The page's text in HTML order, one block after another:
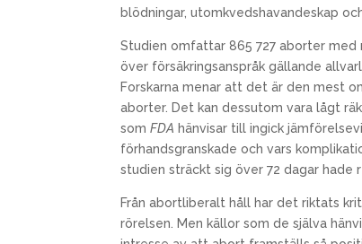
blödningar, utomkvedshavandeskap
Studien omfattar 865 727 aborter
över försäkringsanspråk gällande
Forskarna menar att det är den mest
aborter. Det kan dessutom vara lågt
somFDA hänvisar till ingick
förhandsgranskade och vars
studien sträckt sig över 72 dagar hade
Från abortliberalt håll har det riktats
rörelsen. Men källor som de själva